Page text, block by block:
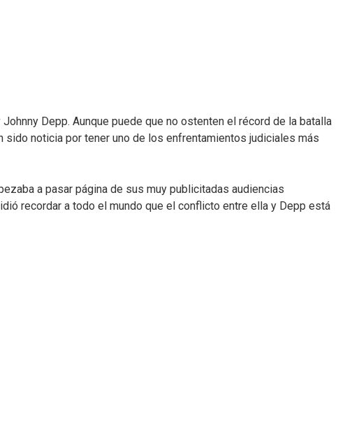
Depp. Aunque puede que no ostenten el récord de la batalla
sido noticia por tener uno de los enfrentamientos judiciales más
a pasar página de sus muy publicitadas audiencias
recordar a todo el mundo que el conflicto entre ella y Depp está